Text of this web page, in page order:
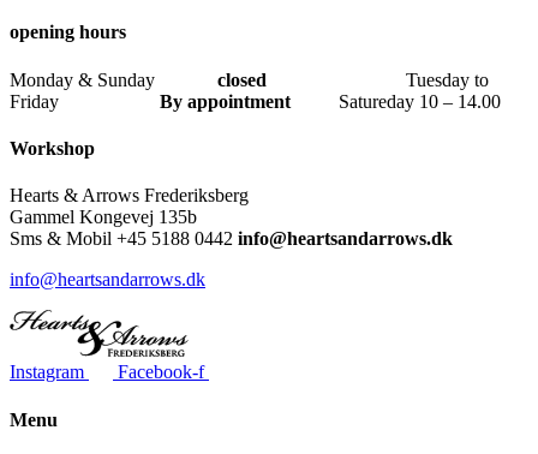
opening hours
Monday & Sunday closed Tuesday to
Friday By appointment Satureday 10 – 14.00
Workshop
Hearts & Arrows Frederiksberg
Gammel Kongevej 135b
Sms & Mobil +45 5188 0442 info@heartsandarrows.dk
info@heartsandarrows.dk
Instagram Facebook-f
Menu